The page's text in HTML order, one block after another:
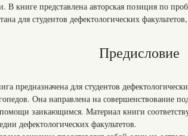
В книге представлена авторская позиция по
для студентов дефектологических
Предисловие
предназначена для студентов
Она направлена на совершенствование
заикающимся. Материал книги
дефектологических факультетов.